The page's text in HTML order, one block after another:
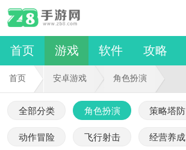
首页 游戏 软件 攻略
首页 安卓游戏 角色扮演
全部分类 角色扮演 策略塔防
动作冒险 飞行射击 经营养成